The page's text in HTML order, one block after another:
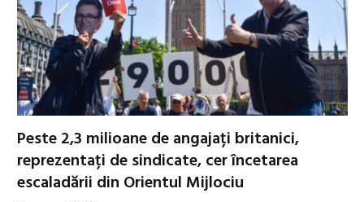
Peste 2,3 milioane de angajați britanici,
reprezentați de sindicate, cer încetarea
escaladării din Orientul Mijlociu